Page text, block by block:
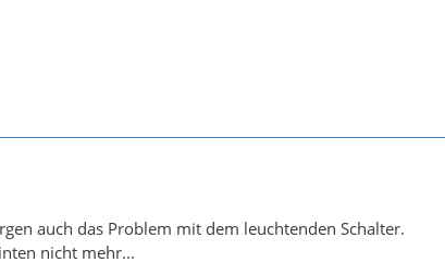
auch das Problem mit dem leuchtenden Schalter.
nicht mehr...